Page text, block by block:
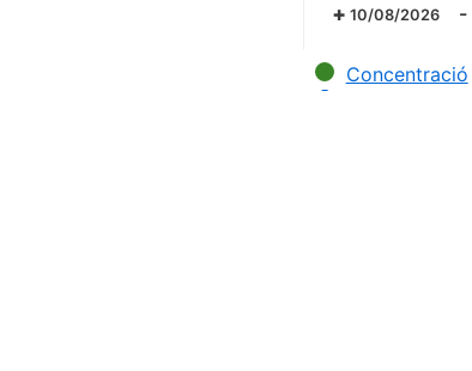
10/08/2026 -
Categorías
Concentració